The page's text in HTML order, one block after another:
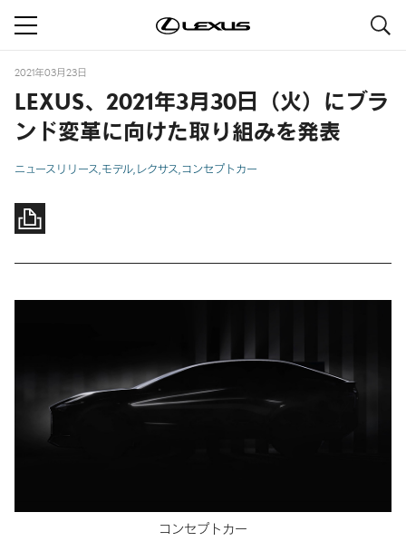
2021年03月23日
LEXUS、2021年3月30日（火）にブラ
ンド変革に向けた取り組みを発表
ニュースリリース モデル レクサス コンセプトカー
コンセプトカー